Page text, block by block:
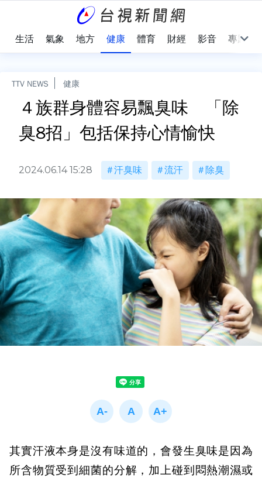
生活 氣象 地方 健康 體育 財經 影音 專題
TTV NEWS 健康
４族群身體容易飄臭味 「除
臭8招」包括保持心情愉快
2024.06.14 15:28 汗臭味 流汗 除臭
其實汗液本身是沒有味道的，會發生臭味是因為
所含物質受到細菌的分解，加上碰到悶熱潮濕或